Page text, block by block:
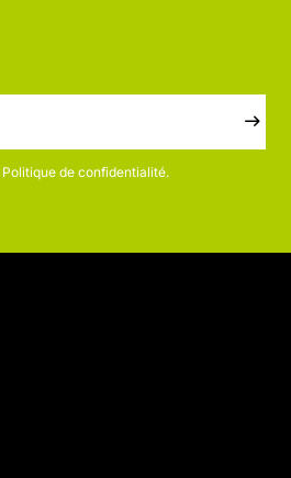
Politique de confidentialité.